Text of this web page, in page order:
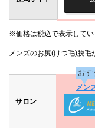
※価格は税込で表示してい
メンズのお尻(けつ毛)脱毛
サロン
おす
メン